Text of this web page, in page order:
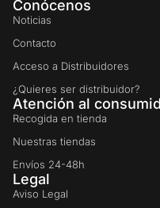
Conócenos
Noticias
Contacto
Acceso a Distribuidores
¿Quieres ser distribuidor?
Atención al
Recogida en tienda
Nuestras tiendas
Envíos 24-48h
Legal
Aviso Legal